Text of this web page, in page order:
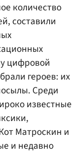
количество
составили
цифровой
героев: их
Среди
известные
Матроскин и
и недавно